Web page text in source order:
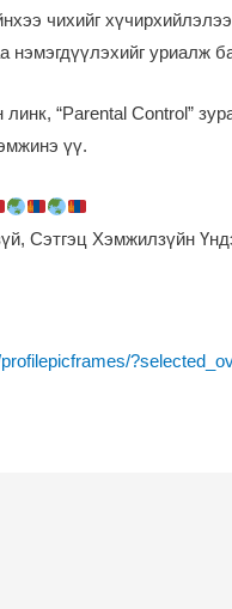
чихийг
нэмэгдүүлэхийг уриалж
линк, “Parental Control”
үү.
Сэтгэц Хэмжилзүйн